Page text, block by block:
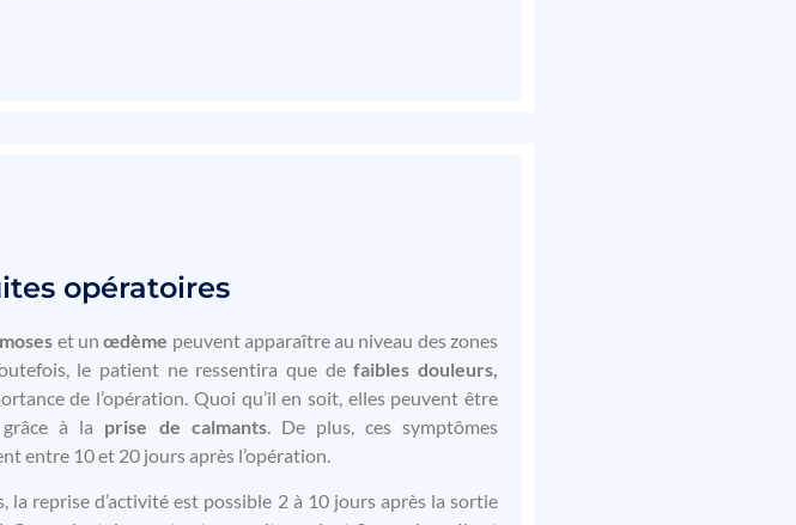
opératoires
et unœdème peuvent apparaître au niveau des zones
le patient ne ressentira que defaibles douleurs,
de l’opération. Quoi qu’il en soit, elles peuvent être
grâce à la prise de calmants. De plus, ces symptômes
entre 10 et 20 jours après l’opération.
la reprise d’activité est possible 2 à 10 jours après la sortie